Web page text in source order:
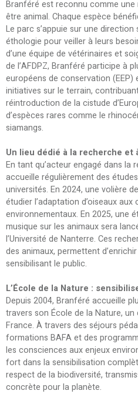
Branféré est reconnu comme
être animal. Chaque espèce
Le parc s’appuie sur une
éthologie pour veiller à leurs
d’une équipe de vétérinaires et
de l’AFDPZ, Branféré participe à
européens de conservation
initiatives sur le terrain,
réintroduction de la cistude
d’espèces rares comme le
siamangs.
Un lieu dédié à la recherche et
En tant qu’acteur engagé dans la
accueille régulièrement des
universités. En 2024, une volière
étudier l’adaptation d’oiseaux aux
environnementaux. En 2025, une
musique sur les animaux sera
l’Université de Nanterre. Ces
des animaux, permettent
sensibilisant le public.
L’École de la Nature :
Depuis 2004, Branféré accueille
travers son École de la Nature,
France. À travers des séjours
formations BAFA et des
les consciences aux enjeux
fort dans la sensibilisation
respect de la biodiversité,
concrète pour la planète.